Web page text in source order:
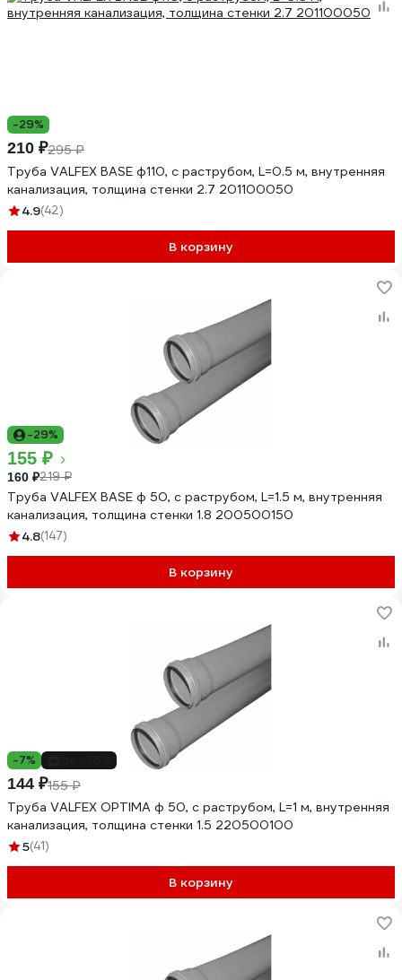
-29%
210 ₽295 ₽
Труба VALFEX BASE ф110, с раструбом, L=0.5 м, внутренняя
канализация, толщина стенки 2.7 201100050
4.9(42)
В корзину
-29%
155 ₽
160 ₽219 ₽
Труба VALFEX BASE ф 50, с раструбом, L=1.5 м, внутренняя
канализация, толщина стенки 1.8 200500150
4.8(147)
В корзину
-7%
144 ₽155 ₽
Труба VALFEX OPTIMA ф 50, с раструбом, L=1 м, внутренняя
канализация, толщина стенки 1.5 220500100
5(41)
В корзину